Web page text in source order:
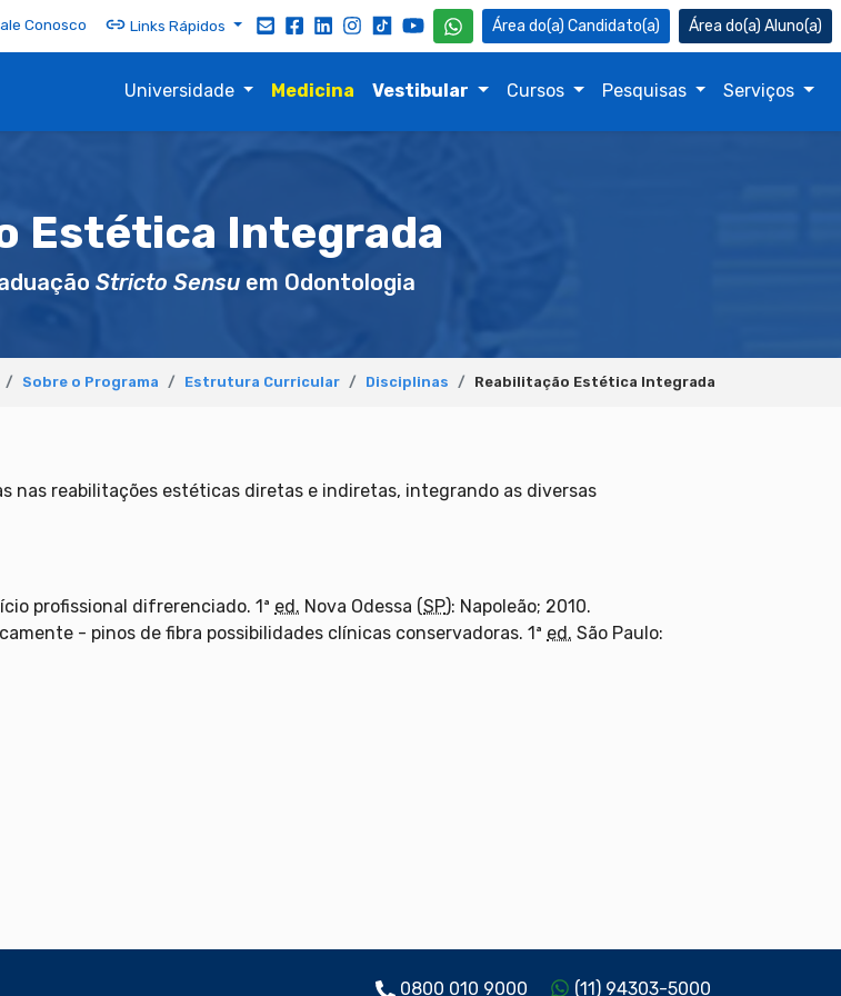
Conosco Links Rápidos Candidato(a) Aluno(a)
Universidade Medicina Vestibular Cursos Pesquisas Serviços
Estética Integrada
Stricto Sensu em Odontologia
Sobre o Programa Estrutura Curricular Disciplinas Reabilitação Estética Integrada
nas reabilitações estéticas diretas e indiretas, integrando as diversas
profissional difrerenciado. 1ª ed. Nova Odessa (SP): Napoleão; 2010.
- pinos de fibra possibilidades clínicas conservadoras. 1ª ed. São Paulo:
0800 010 9000 (11) 94303-5000